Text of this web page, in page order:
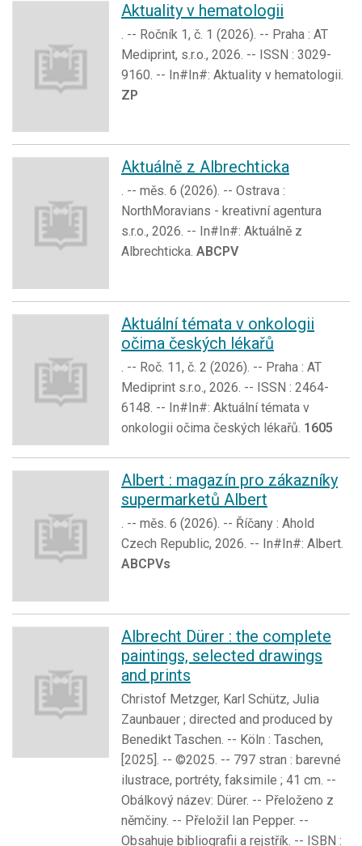
Aktuality v hematologii
. -- Ročník 1, č. 1 (2026). -- Praha : AT
Mediprint, s.r.o., 2026. -- ISSN : 3029-
9160. -- In#In#: Aktuality v hematologii.
ZP
Aktuálně z Albrechticka
. -- měs. 6 (2026). -- Ostrava :
NorthMoravians - kreativní agentura
s.r.o., 2026. -- In#In#: Aktuálně z
Albrechticka. ABCPV
Aktuální témata v onkologii
očima českých lékařů
. -- Roč. 11, č. 2 (2026). -- Praha : AT
Mediprint s.r.o., 2026. -- ISSN : 2464-
6148. -- In#In#: Aktuální témata v
onkologii očima českých lékařů. 1605
Albert : magazín pro zákazníky
supermarketů Albert
. -- měs. 6 (2026). -- Říčany : Ahold
Czech Republic, 2026. -- In#In#: Albert.
ABCPVs
Albrecht Dürer : the complete
paintings, selected drawings
and prints
Christof Metzger, Karl Schütz, Julia
Zaunbauer ; directed and produced by
Benedikt Taschen. -- Köln : Taschen,
[2025]. -- ©2025. -- 797 stran : barevné
ilustrace, portréty, faksimile ; 41 cm. --
Obálkový název: Dürer. -- Přeloženo z
němčiny. -- Přeložil Ian Pepper. --
Obsahuje bibliografii a rejstřík. -- ISBN :